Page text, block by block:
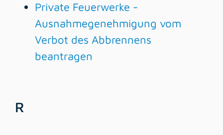
Private Feuerwerke -
Ausnahmegenehmigung vom
Verbot des Abbrennens
beantragen
R